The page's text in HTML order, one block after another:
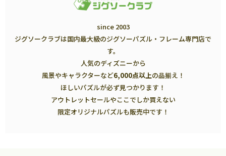
since 2003
ジグソークラブは国内最大級のジグソーパズル・フレーム専門店で
す。
人気のディズニーから
風景やキャラクターなど6,000点以上の品揃え！
ほしいパズルが必ず見つかります！
アウトレットセールやここでしか買えない
限定オリジナルパズルも販売中です！